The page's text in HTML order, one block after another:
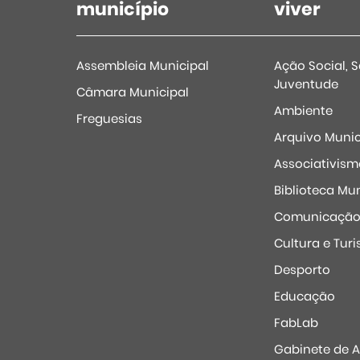
município
Assembleia Municipal
Câmara Municipal
Freguesias
viver
Ação Social,
Juventude
Ambiente
Arquivo
Biblioteca
Comunicação
Cultura e
Desporto
Educação
FabLab
Gabinete de